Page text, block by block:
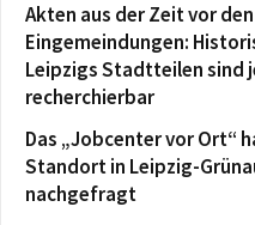
Akten aus der Zeit vor den
Eingemeindungen:
Leipzigs Stadtteilen sind
recherchierbar
Das „Jobcenter vor Ort“
Standort in Leipzig-
nachgefragt